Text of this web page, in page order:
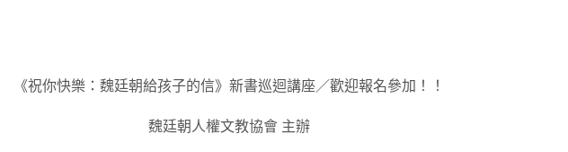
《祝你快樂：魏廷朝給孩子的信》新書巡迴講座／歡迎報名參加！！
魏廷朝人權文教協會 主辦